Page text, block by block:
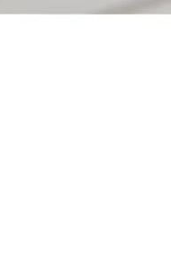
sağlar, uzun ömürlü